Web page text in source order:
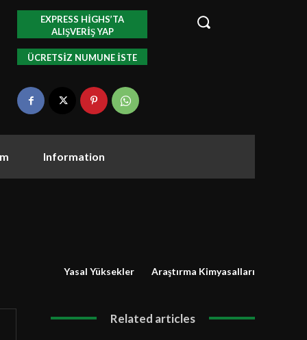
EXPRESS HIGHS’TA
ALIŞVERIŞ YAP
ÜCRETSIZ NUMUNE ISTE
Information
Yasal Yüksekler Araştırma Kimyasalları
Related articles